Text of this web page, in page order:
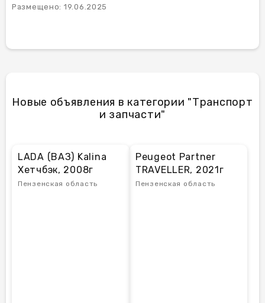
Размещено: 19.06.2025
Новые объявления в категории "Транспорт
и запчасти"
LADA (ВАЗ) Kalina
Хетчбэк, 2008г
Пензенская область
Peugeot Partner
TRAVELLER, 2021г
Пензенская область